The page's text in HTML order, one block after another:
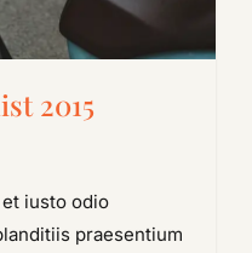
2015
iusto odio
praesentium